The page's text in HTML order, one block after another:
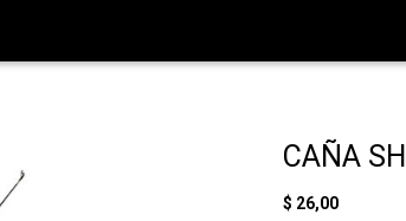
CAÑA
$ 26,00